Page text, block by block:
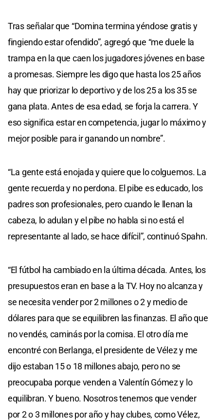
Tras señalar que “Domina termina yéndose gratis y
fingiendo estar ofendido”, agregó que “me duele la
trampa en la que caen los jugadores jóvenes en base
a promesas. Siempre les digo que hasta los 25 años
hay que priorizar lo deportivo y de los 25 a los 35 se
gana plata. Antes de esa edad, se forja la carrera. Y
eso significa estar en competencia, jugar lo máximo y
mejor posible para ir ganando un nombre”.
“La gente está enojada y quiere que lo colguemos. La
gente recuerda y no perdona. El pibe es educado, los
padres son profesionales, pero cuando le llenan la
cabeza, lo adulan y el pibe no habla si no está el
representante al lado, se hace difícil”, continuó Spahn.
“El fútbol ha cambiado en la última década. Antes, los
presupuestos eran en base a la TV. Hoy no alcanza y
se necesita vender por 2 millones o 2 y medio de
dólares para que se equilibren las finanzas. El año que
no vendés, caminás por la cornisa. El otro día me
encontré con Berlanga, el presidente de Vélez y me
dijo estaban 15 o 18 millones abajo, pero no se
preocupaba porque venden a Valentín Gómez y lo
equilibran. Y bueno. Nosotros tenemos que vender
por 2 o 3 millones por año y hay clubes, como Vélez,